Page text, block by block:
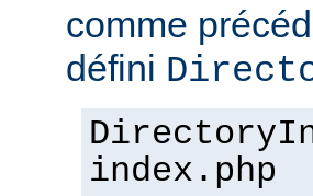
comme
défini
index.php